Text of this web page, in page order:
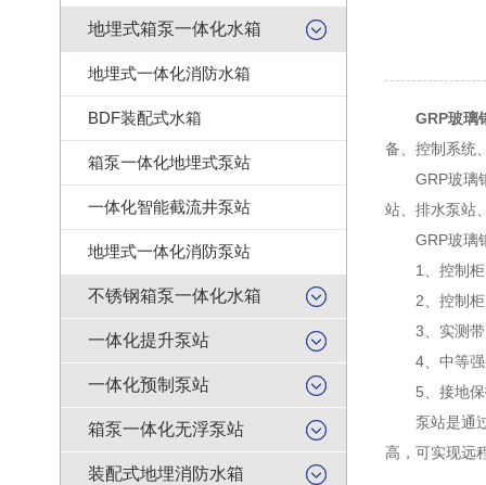
地埋式箱泵一体化水箱
地埋式一体化消防水箱
BDF装配式水箱
箱泵一体化地埋式泵站
一体化智能截流井泵站
地埋式一体化消防泵站
不锈钢箱泵一体化水箱
一体化提升泵站
一体化预制泵站
箱泵一体化无浮泵站
装配式地埋消防水箱
GRP玻璃
备、控制系统
GRP玻璃钢
站、排水泵站
GRP玻璃钢
1、控制柜
2、控制柜电
3、实测带
4、中等强
5、接地保
泵站是通过
高，可实现远